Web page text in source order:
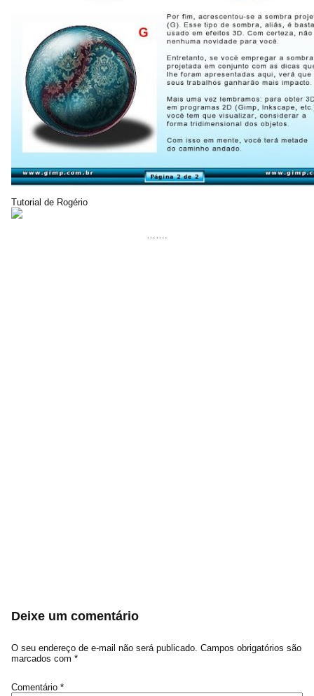
Tutorial de Rogério
…….
Deixe um comentário
O seu endereço de e-mail não será publicado. Campos obrigatórios são
marcados com *
Comentário *